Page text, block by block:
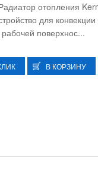
отопления
для конвекции
поверхнос...